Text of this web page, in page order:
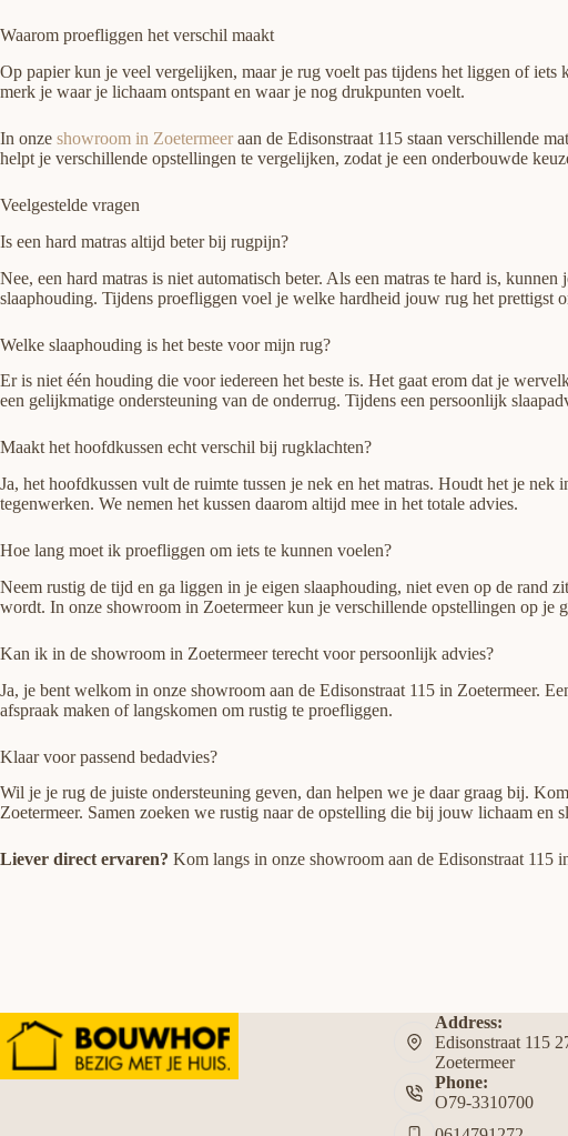
Waarom proefliggen het verschil maakt
Op papier kun je veel vergelijken, maar je rug voelt pas tijdens het liggen of
merk je waar je lichaam ontspant en waar je nog drukpunten voelt.
In onze showroom in Zoetermeeraan de Edisonstraat 115 staan verschillende
helpt je verschillende opstellingen te vergelijken, zodat je een onderbouwde
Veelgestelde vragen
Is een hard matras altijd beter bij rugpijn?
Nee, een hard matras is niet automatisch beter. Als een matras te hard is,
slaaphouding. Tijdens proefliggen voel je welke hardheid jouw rug het prettigst
Welke slaaphouding is het beste voor mijn rug?
Er is niet één houding die voor iedereen het beste is. Het gaat erom dat je
een gelijkmatige ondersteuning van de onderrug. Tijdens een persoonlijk
Maakt het hoofdkussen echt verschil bij rugklachten?
Ja, het hoofdkussen vult de ruimte tussen je nek en het matras. Houdt het je
tegenwerken. We nemen het kussen daarom altijd mee in het totale advies.
Hoe lang moet ik proefliggen om iets te kunnen voelen?
Neem rustig de tijd en ga liggen in je eigen slaaphouding, niet even op de rand
wordt. In onze showroom in Zoetermeer kun je verschillende opstellingen op je
Kan ik in de showroom in Zoetermeer terecht voor persoonlijk advies?
Ja, je bent welkom in onze showroom aan de Edisonstraat 115 in Zoetermeer.
afspraak maken of langskomen om rustig te proefliggen.
Klaar voor passend bedadvies?
Wil je je rug de juiste ondersteuning geven, dan helpen we je daar graag bij.
Zoetermeer. Samen zoeken we rustig naar de opstelling die bij jouw lichaam en
Liever direct ervaren? Kom langs in onze showroom aan de Edisonstraat 115
Address:
Edisonstraat 115
Zoetermeer
Phone:
O79-3310700